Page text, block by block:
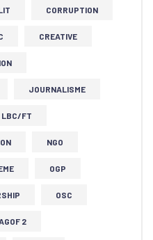
CORRUPTION
CREATIVE
JOURNALISME
LBC/FT
NGO
OGP
OSC
2